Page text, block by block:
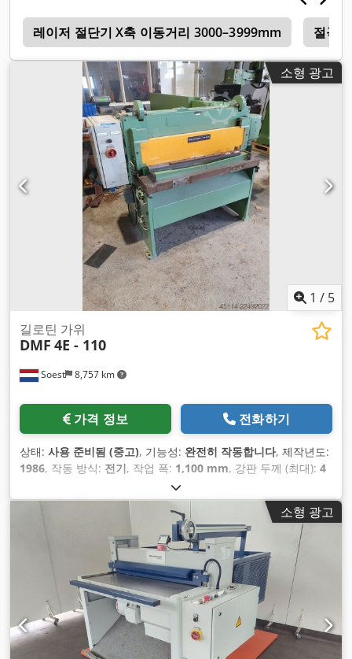
레이저 절단기 X축 이동거리 3000–3999mm 절곡
소형 광고
1 / 5
Soest 8,757 km
길로틴 가위
DMF 4E - 110
가격 정보 전화하기
상태: 사용 준비됨 (중고), 기능성: 완전히 작동합니다, 제작년도:
1986, 작동 방식: 전기, 작업 폭: 1,100 mm, 강판 두께 (최대): 4
, 백 게이지:
V, 입력 전류 유형:삼상, 총중량:1,200 kg, 장비:발 리모컨, 타
, 소형 광고